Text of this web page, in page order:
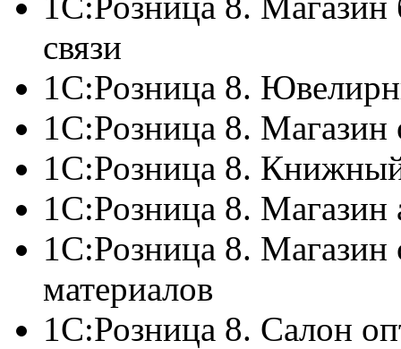
связи
1С:Розница 8.
1С:Розница 8.
1С:Розница 8.
1С:Розница 8. Магазин
1С:Розница 8. Магазин
материалов
1С:Розница 8. Салон